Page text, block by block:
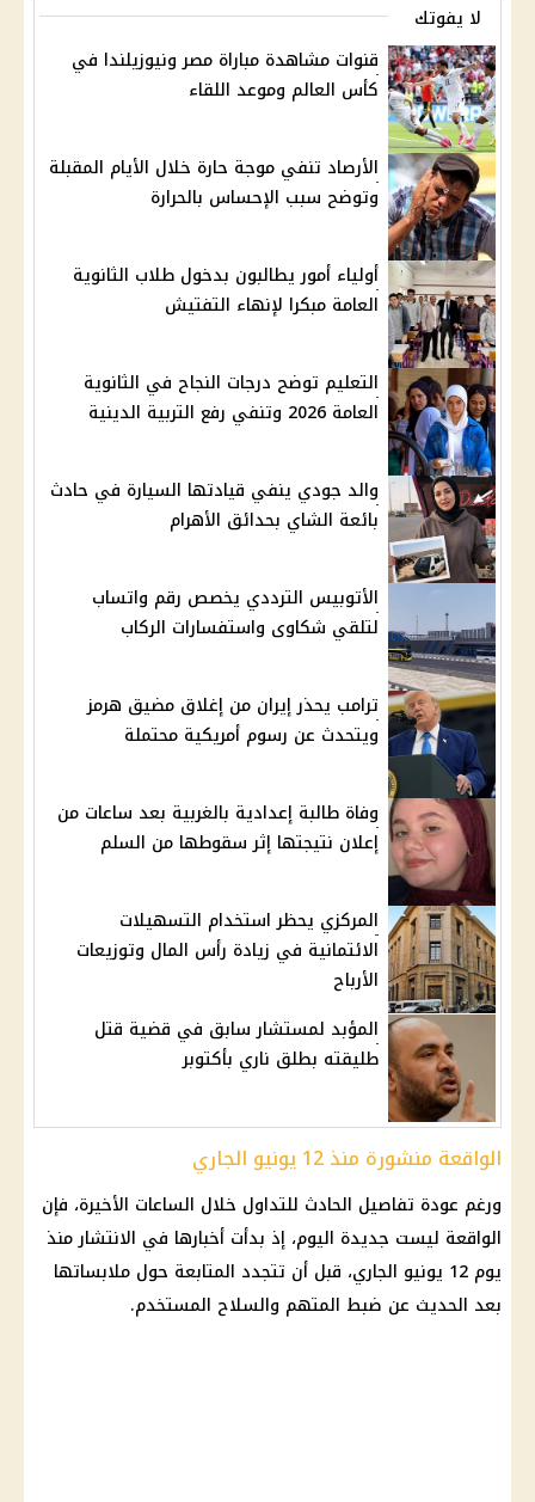
لا يفوتك
قنوات مشاهدة مباراة مصر ونيوزيلندا في
كأس العالم وموعد اللقاء
الأرصاد تنفي موجة حارة خلال الأيام المقبلة
وتوضح سبب الإحساس بالحرارة
أولياء أمور يطالبون بدخول طلاب الثانوية
العامة مبكرا لإنهاء التفتيش
التعليم توضح درجات النجاح في الثانوية
العامة 2026 وتنفي رفع التربية الدينية
والد جودي ينفي قيادتها السيارة في حادث
بائعة الشاي بحدائق الأهرام
الأتوبيس الترددي يخصص رقم واتساب
لتلقي شكاوى واستفسارات الركاب
ترامب يحذر إيران من إغلاق مضيق هرمز
ويتحدث عن رسوم أمريكية محتملة
وفاة طالبة إعدادية بالغربية بعد ساعات من
إعلان نتيجتها إثر سقوطها من السلم
المركزي يحظر استخدام التسهيلات
الائتمانية في زيادة رأس المال وتوزيعات
الأرباح
المؤبد لمستشار سابق في قضية قتل
طليقته بطلق ناري بأكتوبر
الواقعة منشورة منذ 12 يونيو الجاري
ورغم عودة تفاصيل الحادث للتداول خلال الساعات الأخيرة، فإن
الواقعة ليست جديدة اليوم، إذ بدأت أخبارها في الانتشار منذ
يوم 12 يونيو الجاري، قبل أن تتجدد المتابعة حول ملابساتها
بعد الحديث عن ضبط المتهم والسلاح المستخدم.